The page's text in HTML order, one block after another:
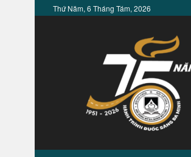
Thứ Năm, 6 Tháng Tám, 2026